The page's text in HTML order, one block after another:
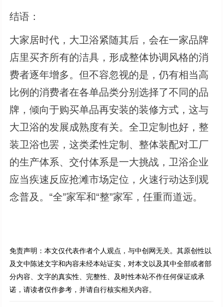
结语：
大家居时代，大卫浴紧随其后，会在一家品牌
店里买齐所有的洁具，形成整体协调风格的消
费者逐年增多。但不容忽视的是，仍有相当高
比例的消费者在各单品类分别选择了不同的品
牌，倾向于购买单品再安装的装修方式，这与
大卫浴的发展成熟度有关。全卫定制也好，整
装卫浴也罢，这类柔性定制、整体装配对工厂
的生产体系、交付体系是一大挑战，卫浴企业
应当疾速反应抢滩市场定位，火速行动达到观
念普及。“全”家军和“整”家军，任重而道远。
免责声明：本文仅代表作者个人观点，与中创网无关。其原创性以
及文中陈述文字和内容未经本站证实，对本文以及其中全部或者部
分内容、文字的真实性、完整性、及时性本站不作任何保证或承
诺，请读者仅作参考，并请自行核实相关内容。